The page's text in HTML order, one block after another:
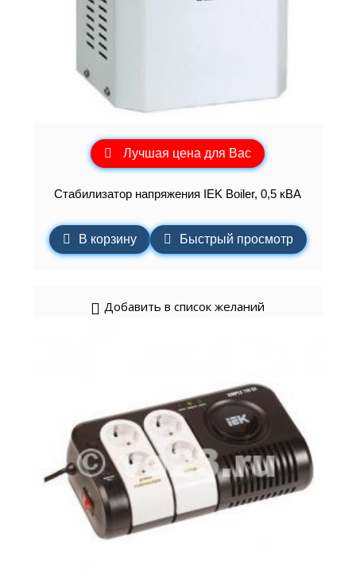
Лучшая цена для Вас
Стабилизатор напряжения IEK Boiler, 0,5 кВА
В корзину Быстрый просмотр
Добавить в список желаний